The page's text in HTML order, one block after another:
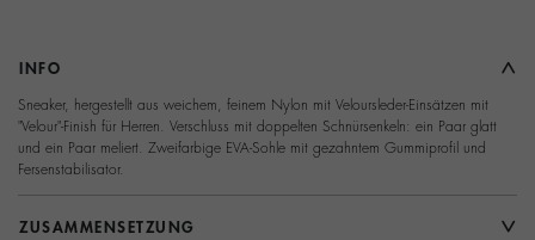
INFO
Sneaker, hergestellt aus weichem, feinem Nylon mit Veloursleder-Einsätzen mit
"Velour"-Finish für Herren. Verschluss mit doppelten Schnürsenkeln: ein Paar glatt
und ein Paar meliert. Zweifarbige EVA-Sohle mit gezahntem Gummiprofil und
Fersenstabilisator.
ZUSAMMENSETZUNG